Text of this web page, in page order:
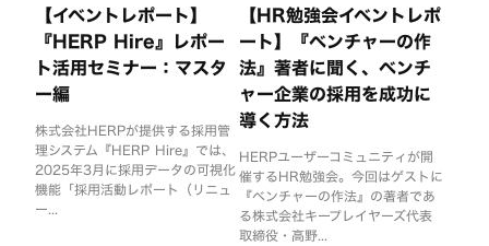
【イベントレポート】
『HERP Hire』レポー
ト活用セミナー：マスタ
ー編
株式会社HERPが提供する採用管
理システム『HERP Hire』では、
2025年3月に採用データの可視化
機能「採用活動レポート（リニュ
ー...
【HR勉強会イベントレポ
ート】『ベンチャーの作
法』著者に聞く、ベンチ
ャー企業の採用を成功に
導く方法
HERPユーザーコミュニティが開
催するHR勉強会。今回はゲストに
『ベンチャーの作法』の著者であ
る株式会社キープレイヤーズ代表
取締役・高野...